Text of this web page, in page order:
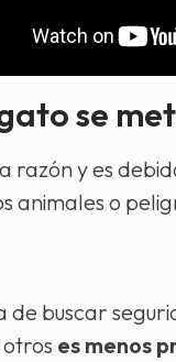
se
y es
animales o
de buscar
es menos